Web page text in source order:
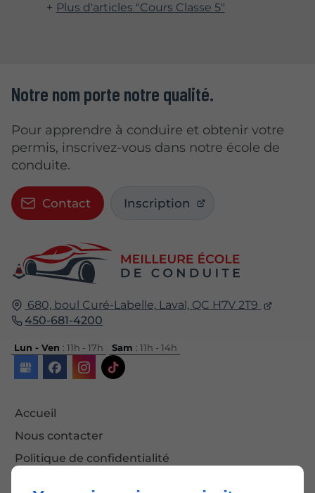
Plus d'articles "Cours Classe 5"
680, boul Curé-Labelle, Laval, QC H7V 2T9
450-681-4200
Lun - Ven : 11h - 17h Sam : 11h - 14h
Accueil
Nous contacter
Politique de confidentialité
Notre nom porte notre qualité.
Pour apprendre à conduire et obtenir votre
permis, inscrivez-vous dans notre école de
conduite.
Contact Inscription